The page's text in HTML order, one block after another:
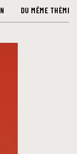
DU MÊME THÈME